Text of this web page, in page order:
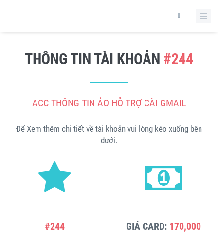
THÔNG TIN TÀI KHOẢN #244
ACC THÔNG TIN ẢO HỖ TRỢ CÀI GMAIL
Để Xem thêm chi tiết về tài khoản vui lòng kéo xuống bên
dưới.
#244
GIÁ CARD: 170,000